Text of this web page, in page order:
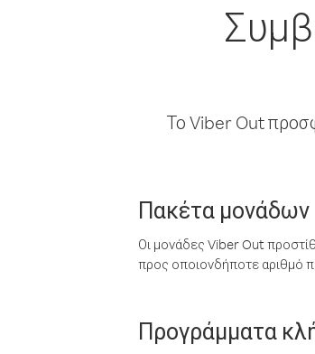
Το Viber Out
Πακέτα μονάδων
Οι μονάδες Viber Out
προς οποιονδήποτε αριθμό
Προγράμματα